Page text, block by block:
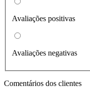
Avaliações positivas
Avaliações negativas
Comentários dos clientes